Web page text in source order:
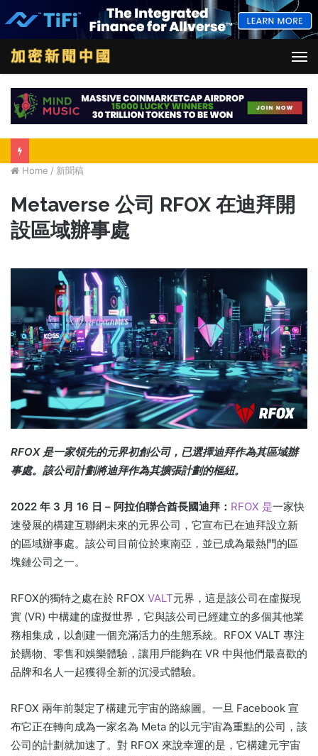
Home / 新聞稿
Metaverse 公司 RFOX 在迪拜開
設區域辦事處
RFOX 是一家領先的元界初創公司，已選擇迪拜作為其區域辦
事處。 該公司計劃將迪拜作為其擴張計劃的樞紐。
2022 年 3 月 16 日 – 阿拉伯聯合酋長國迪拜： RFOX 是一家快
速發展的構建互聯網未來的元界公司，它宣布已在迪拜設立新
的區域辦事處。 該公司目前位於東南亞，並已成為最熱門的區
塊鏈公司之一。
RFOX的獨特之處在於 RFOX VALT元界，這是該公司在虛擬現
實 (VR) 中構建的虛擬世界，它與該公司已經建立的多個其他業
務相集成，以創建一個充滿活力的生態系統。 RFOX VALT 專注
於購物、零售和娛樂體驗，讓用戶能夠在 VR 中與他們最喜歡的
品牌和名人一起獲得全新的沉浸式體驗。
RFOX 兩年前製定了構建元宇宙的路線圖。 一旦 Facebook 宣
布它正在轉向成為一家名為 Meta 的以元宇宙為重點的公司，該
公司的計劃就加速了。 對 RFOX 來說幸運的是，它構建元宇宙